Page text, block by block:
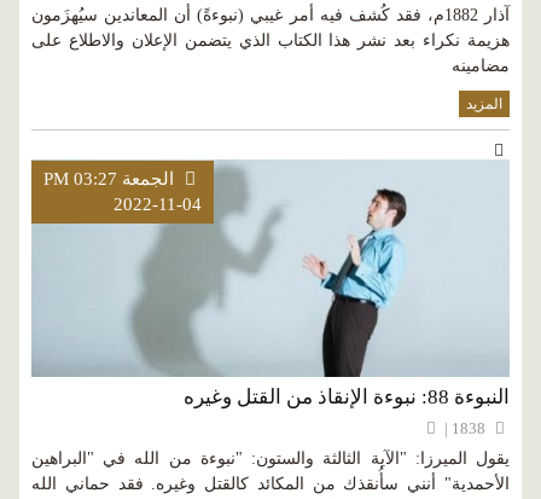
آذار 1882م، فقد كُشف فيه أمر غيبي (نبوءةً) أن المعاندين سيُهزَمون
هزيمة نكراء بعد نشر هذا الكتاب الذي يتضمن الإعلان والاطلاع على
مضامينه
المزيد
الجمعة PM 03:27
2022-11-04
النبوءة 88: نبوءة الإنقاذ من القتل وغيره
يقول الميرزا: "الآية الثالثة والستون: "نبوءة من الله في "البراهين
الأحمدية" أنني سأُنقذك من المكائد كالقتل وغيره. فقد حماني الله